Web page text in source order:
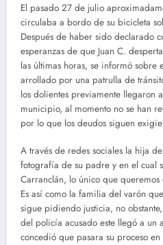
El pasado 27 de julio
circulaba a bordo de su bicicleta
Después de haber sido declarado
esperanzas de que Juan C.
las últimas horas, se informó sobre
arrollado por una patrulla de
los dolientes previamente llegaron
municipio, al momento no se han
por lo que los deudos siguen
A través de redes sociales la hija
fotografía de su padre y en el cual
Carranclán, lo único que queremos
Es así como la familia del varón
sigue pidiendo justicia, no
del policía acusado este llegó a un
concedió que pasara su proceso